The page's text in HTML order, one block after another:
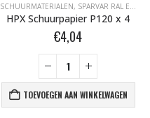
,TAPE- EN AFDEKMATERIALEN
SCHUURMATERIALEN, SPARVAR RAL EN SPECIALE SPRAY
HPX Schuurpapier P120 x 4
€4,04
TOEVOEGEN AAN WINKELWAGEN